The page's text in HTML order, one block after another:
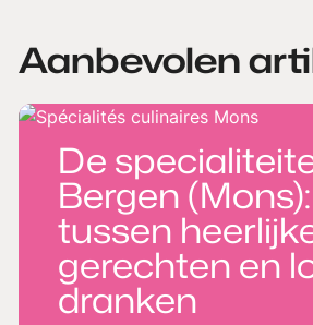
Aanbevolen
De
Bergen (Mons):
tussen
gerechten en
dranken